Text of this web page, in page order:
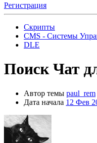
Регистрация
Скрипты
CMS - Системы
DLE
Поиск Чат
Автор темы paul_rem
Дата начала 12 Фев